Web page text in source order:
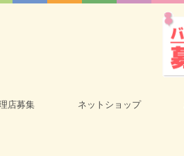
店募集 ネットショップ